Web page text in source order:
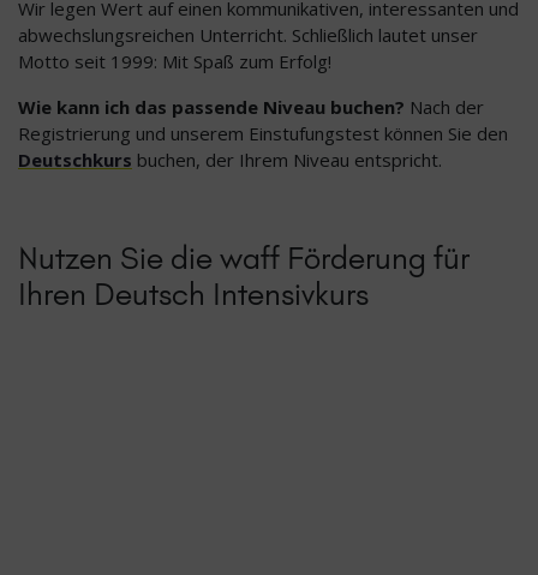
Wir legen Wert auf einen kommunikativen, interessanten und
abwechslungsreichen Unterricht. Schließlich lautet unser
Motto seit 1999: Mit Spaß zum Erfolg!
Wie kann ich das passende Niveau buchen? Nach der
Registrierung und unserem Einstufungstest können Sie den
Deutschkurs buchen, der Ihrem Niveau entspricht.
Nutzen Sie die waff Förderung für
Ihren Deutsch Intensivkurs